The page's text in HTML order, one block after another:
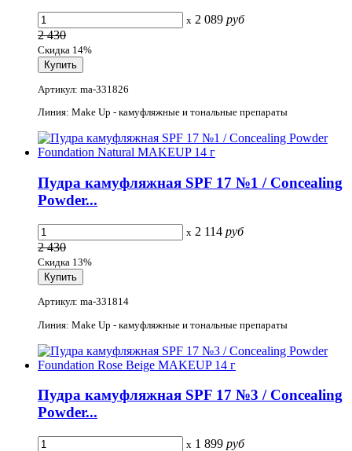
x 2 089 руб
2 430
Скидка 14%
Артикул: ma-331826
Линия: Make Up - камуфляжные и тональные препараты
Пудра камуфляжная SPF 17 №1 / Concealing
Powder...
x 2 114 руб
2 430
Скидка 13%
Артикул: ma-331814
Линия: Make Up - камуфляжные и тональные препараты
Пудра камуфляжная SPF 17 №3 / Concealing
Powder...
x 1 899 руб